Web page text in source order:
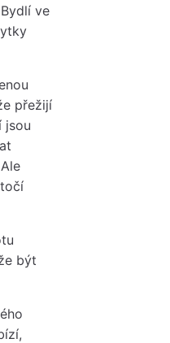
ve
přežijí
jsou
být